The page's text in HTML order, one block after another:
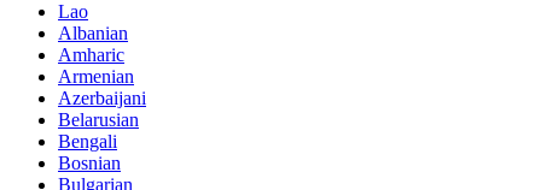
Lao
Albanian
Amharic
Armenian
Azerbaijani
Belarusian
Bengali
Bosnian
Bulgarian